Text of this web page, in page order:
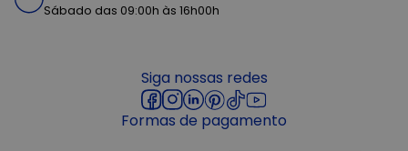
Sábado das 09:00h às 16h00h
Siga nossas redes
Formas de pagamento